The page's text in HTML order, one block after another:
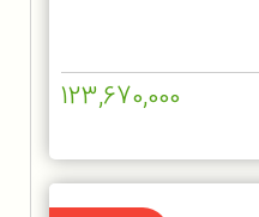
123,670,000